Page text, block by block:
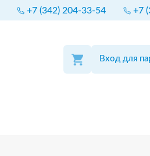
+7 (342) 204-33-54 +7
Вход для